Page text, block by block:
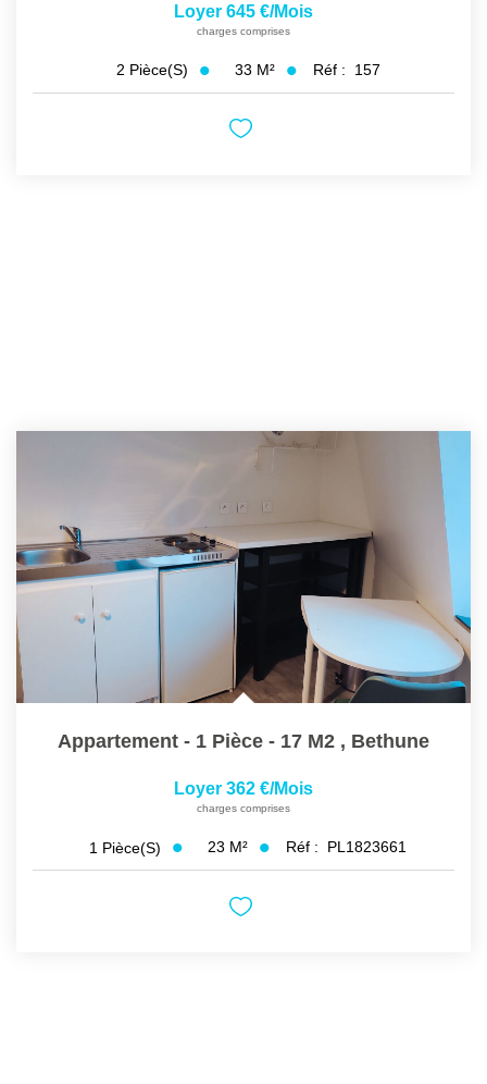
Loyer 645 €/mois
charges comprises
2 Pièce(s) 33 M² Réf : 157
Appartement - 1 Pièce - 17 M2 , Bethune
Loyer 362 €/mois
charges comprises
1 Pièce(s) 23 M² Réf : PL1823661